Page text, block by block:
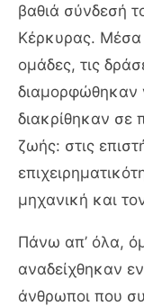
βαθιά σύνδεσή
Κέρκυρας. Μέσα
ομάδες, τις
διαμορφώθηκαν
διακρίθηκαν σε
ζωής: στις
μηχανική και
Πάνω απ’ όλα,
αναδείχθηκαν
άνθρωποι που